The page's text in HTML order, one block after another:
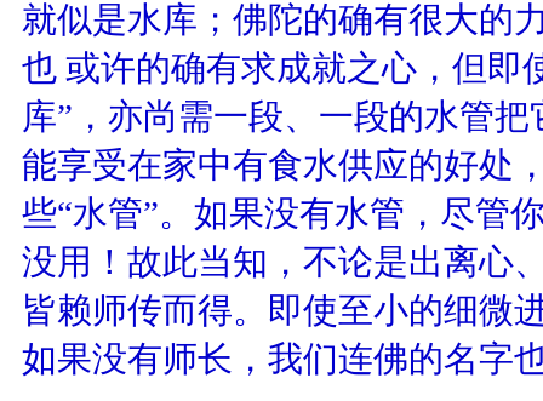
就似是水库；佛陀的确有很大的
也 或许的确有求成就之心，但即
库”，亦尚需一段、一段的水管
能享受在家中有食水供应的好处
些“水管”。如果没有水管，尽管
没用！故此当知，不论是出离心
皆赖师传而得。即使至小的细微
如果没有师长，我们连佛的名字